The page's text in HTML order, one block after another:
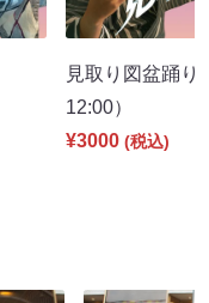
見取り図盆踊
12:00）
¥3000 (税込)